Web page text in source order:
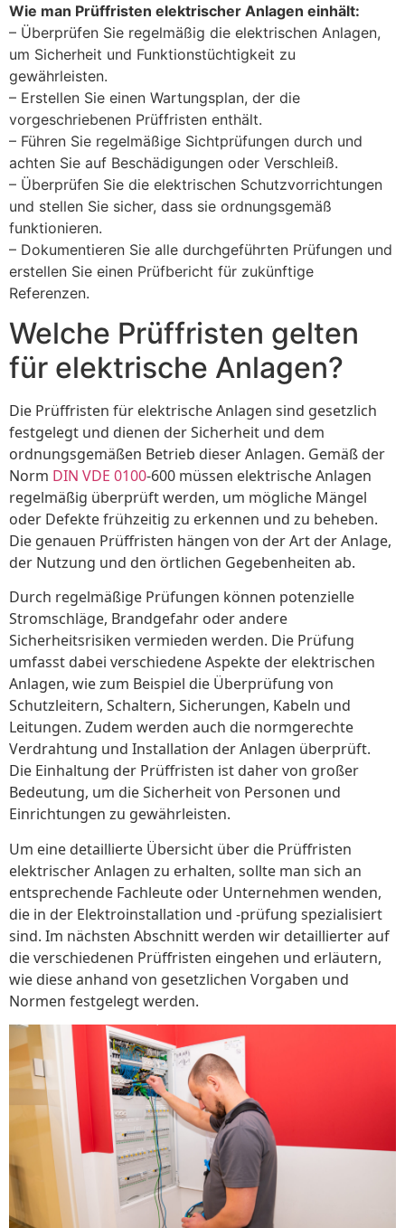
Wie man Prüffristen elektrischer Anlagen einhält:
– Überprüfen Sie regelmäßig die elektrischen Anlagen,
um Sicherheit und Funktionstüchtigkeit zu
gewährleisten.
– Erstellen Sie einen Wartungsplan, der die
vorgeschriebenen Prüffristen enthält.
– Führen Sie regelmäßige Sichtprüfungen durch und
achten Sie auf Beschädigungen oder Verschleiß.
– Überprüfen Sie die elektrischen Schutzvorrichtungen
und stellen Sie sicher, dass sie ordnungsgemäß
funktionieren.
– Dokumentieren Sie alle durchgeführten Prüfungen und
erstellen Sie einen Prüfbericht für zukünftige
Referenzen.
Welche Prüffristen gelten
für elektrische Anlagen?
Die Prüffristen für elektrische Anlagen sind gesetzlich
festgelegt und dienen der Sicherheit und dem
ordnungsgemäßen Betrieb dieser Anlagen. Gemäß der
Norm DIN VDE 0100-600 müssen elektrische Anlagen
regelmäßig überprüft werden, um mögliche Mängel
oder Defekte frühzeitig zu erkennen und zu beheben.
Die genauen Prüffristen hängen von der Art der Anlage,
der Nutzung und den örtlichen Gegebenheiten ab.
Durch regelmäßige Prüfungen können potenzielle
Stromschläge, Brandgefahr oder andere
Sicherheitsrisiken vermieden werden. Die Prüfung
umfasst dabei verschiedene Aspekte der elektrischen
Anlagen, wie zum Beispiel die Überprüfung von
Schutzleitern, Schaltern, Sicherungen, Kabeln und
Leitungen. Zudem werden auch die normgerechte
Verdrahtung und Installation der Anlagen überprüft.
Die Einhaltung der Prüffristen ist daher von großer
Bedeutung, um die Sicherheit von Personen und
Einrichtungen zu gewährleisten.
Um eine detaillierte Übersicht über die Prüffristen
elektrischer Anlagen zu erhalten, sollte man sich an
entsprechende Fachleute oder Unternehmen wenden,
die in der Elektroinstallation und -prüfung spezialisiert
sind. Im nächsten Abschnitt werden wir detaillierter auf
die verschiedenen Prüffristen eingehen und erläutern,
wie diese anhand von gesetzlichen Vorgaben und
Normen festgelegt werden.